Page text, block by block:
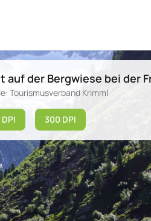
auf der Bergwiese bei der
Tourismusverband Krimml
300 DPI